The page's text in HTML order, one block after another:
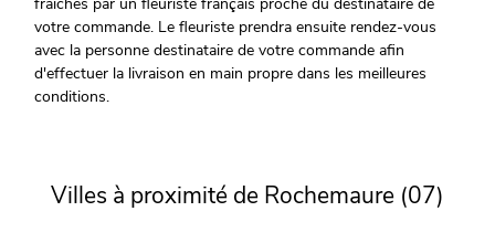
votre commande. Le fleuriste prendra ensuite rendez-vous
avec la personne destinataire de votre commande afin
d'effectuer la livraison en main propre dans les meilleures
conditions.
Villes à proximité de Rochemaure (07)